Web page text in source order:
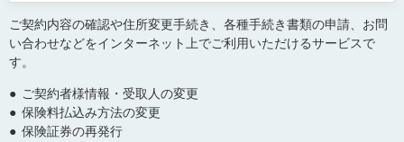
ご契約内容の確認や住所変更手続き、各種手続き書類の申請、お問
い合わせなどをインターネット上でご利用いただけるサービスで
す。
● ご契約者様情報・受取人の変更
● 保険料払込み方法の変更
● 保険証券の再発行